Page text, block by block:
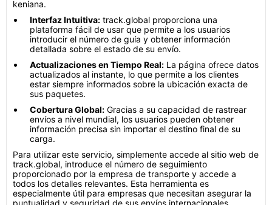
keniana.
Interfaz Intuitiva: track.global proporciona una
plataforma fácil de usar que permite a los usuarios
introducir el número de guía y obtener información
detallada sobre el estado de su envío.
Actualizaciones en Tiempo Real: La página ofrece datos
actualizados al instante, lo que permite a los clientes
estar siempre informados sobre la ubicación exacta de
sus paquetes.
Cobertura Global: Gracias a su capacidad de rastrear
envíos a nivel mundial, los usuarios pueden obtener
información precisa sin importar el destino final de su
carga.
Para utilizar este servicio, simplemente accede al sitio web de
track.global, introduce el número de seguimiento
proporcionado por la empresa de transporte y accede a
todos los detalles relevantes. Esta herramienta es
especialmente útil para empresas que necesitan asegurar la
puntualidad y seguridad de sus envíos internacionales.